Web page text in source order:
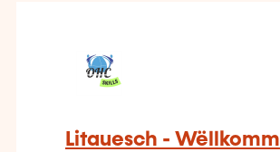
Litauesch - Wëllkomm